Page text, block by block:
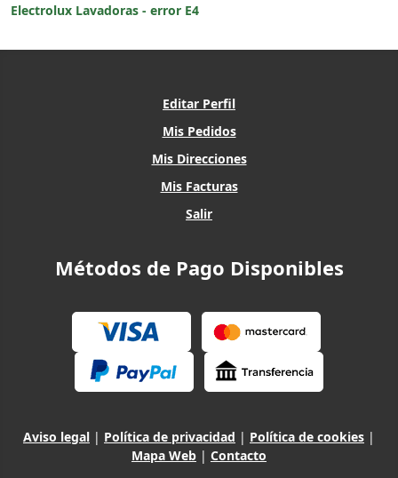
Electrolux Lavadoras - error E4
Editar Perfil
Mis Pedidos
Mis Direcciones
Mis Facturas
Salir
Métodos de Pago Disponibles
Aviso legal | Política de privacidad | Política de cookies |
Mapa Web | Contacto